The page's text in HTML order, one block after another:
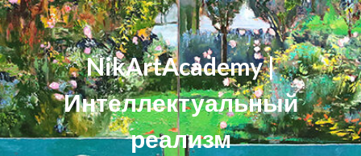
NikArtAcademy |
Интеллектуальный
реализм